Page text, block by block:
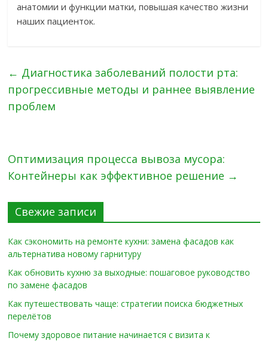
анатомии и функции матки, повышая качество жизни
наших пациенток.
← Диагностика заболеваний полости рта:
прогрессивные методы и раннее выявление
проблем
Оптимизация процесса вывоза мусора:
Контейнеры как эффективное решение →
Свежие записи
Как сэкономить на ремонте кухни: замена фасадов как
альтернатива новому гарнитуру
Как обновить кухню за выходные: пошаговое руководство
по замене фасадов
Как путешествовать чаще: стратегии поиска бюджетных
перелётов
Почему здоровое питание начинается с визита к